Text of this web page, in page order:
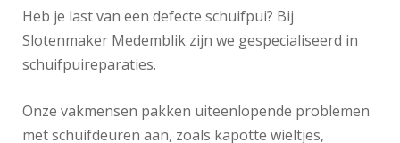
Heb je last van een defecte schuifpui? Bij
Slotenmaker Medemblik zijn we gespecialiseerd in
schuifpuireparaties.
Onze vakmensen pakken uiteenlopende problemen
met schuifdeuren aan, zoals kapotte wieltjes,